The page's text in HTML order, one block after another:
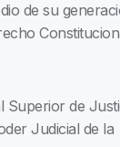
de su
Superior de
Judicial de la